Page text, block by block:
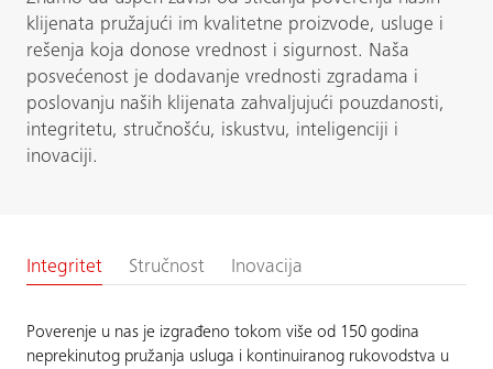
klijenata pružajući im kvalitetne proizvode, usluge i
rešenja koja donose vrednost i sigurnost. Naša
posvećenost je dodavanje vrednosti zgradama i
poslovanju naših klijenata zahvaljujući pouzdanosti,
integritetu, stručnošću, iskustvu, inteligenciji i
inovaciji.
Integritet Stručnost Inovacija
Poverenje u nas je izgrađeno tokom više od 150 godina
neprekinutog pružanja usluga i kontinuiranog rukovodstva u